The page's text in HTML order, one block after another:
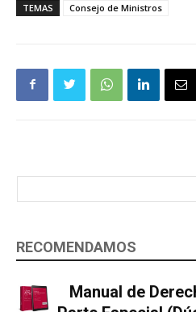
TEMAS Consejo de Ministros
RECOMENDAMOS
Manual de